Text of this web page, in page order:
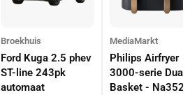
Broekhuis
Ford Kuga 2.5 phev
ST-line 243pk
automaat
MediaMarkt
Philips Airfryer
3000-serie Dual
Basket -